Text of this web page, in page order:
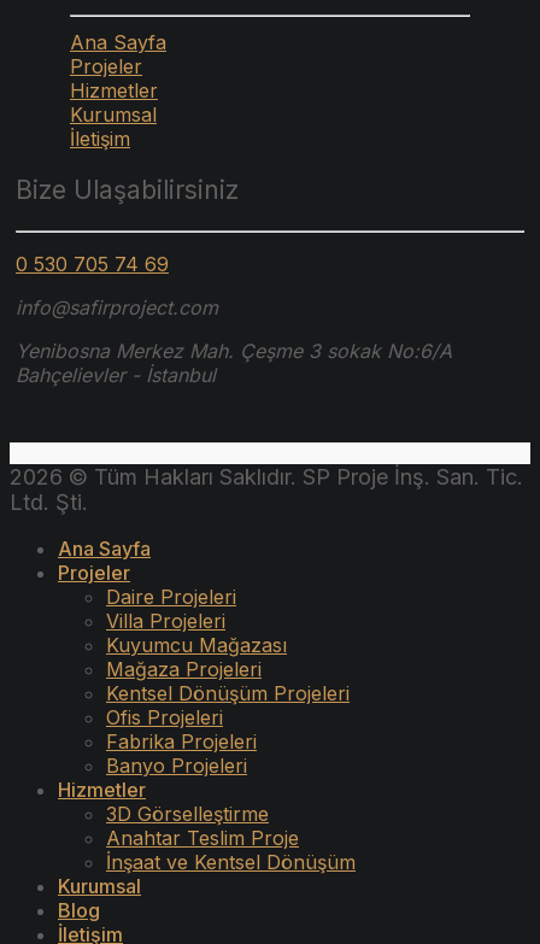
Ana Sayfa
Projeler
Hizmetler
Kurumsal
İletişim
Bize Ulaşabilirsiniz
0 530 705 74 69
info@safirproject.com
Yenibosna Merkez Mah. Çeşme 3 sokak No:6/A
Bahçelievler - İstanbul
2026 © Tüm Hakları Saklıdır. SP Proje İnş. San. Tic.
Ltd. Şti.
Ana Sayfa
Projeler
Daire Projeleri
Villa Projeleri
Kuyumcu Mağazası
Mağaza Projeleri
Kentsel Dönüşüm Projeleri
Ofis Projeleri
Fabrika Projeleri
Banyo Projeleri
Hizmetler
3D Görselleştirme
Anahtar Teslim Proje
İnşaat ve Kentsel Dönüşüm
Kurumsal
Blog
İletişim